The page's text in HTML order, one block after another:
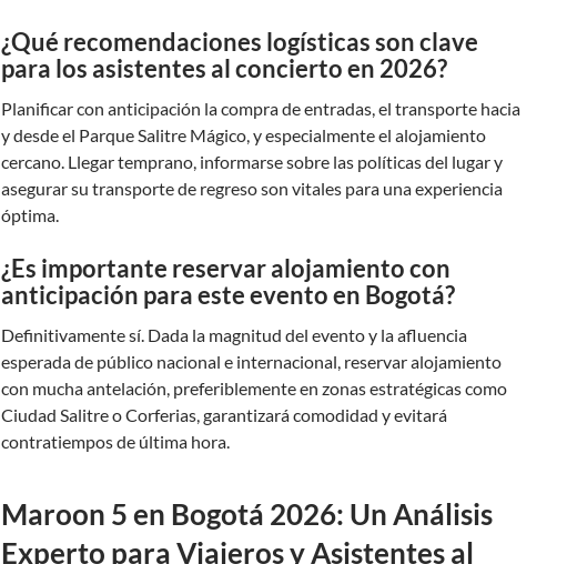
¿Qué recomendaciones logísticas son clave
para los asistentes al concierto en 2026?
Planificar con anticipación la compra de entradas, el transporte hacia
y desde el Parque Salitre Mágico, y especialmente el alojamiento
cercano. Llegar temprano, informarse sobre las políticas del lugar y
asegurar su transporte de regreso son vitales para una experiencia
óptima.
¿Es importante reservar alojamiento con
anticipación para este evento en Bogotá?
Definitivamente sí. Dada la magnitud del evento y la afluencia
esperada de público nacional e internacional, reservar alojamiento
con mucha antelación, preferiblemente en zonas estratégicas como
Ciudad Salitre o Corferias, garantizará comodidad y evitará
contratiempos de última hora.
Maroon 5 en Bogotá 2026: Un Análisis
Experto para Viajeros y Asistentes al